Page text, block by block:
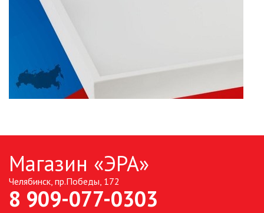
СЕТЕВЫЕ ФИЛЬТРЫ, СИЛОВЫЕ
РАЗЪЕМЫ И УДЛИНИТЕЛИ,
ТРОЙНИКИ И КОЛОДКИ, ВИЛКИ
Магазин «ЭРА»
Челябинск, пр.Победы, 172
8 909-077-0303